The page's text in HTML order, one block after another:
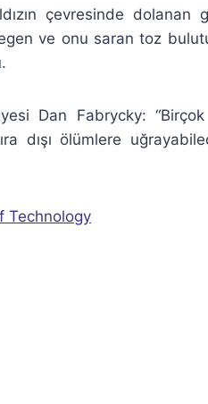
çevresinde
ve onu saran toz
Dan Fabrycky:
dışı ölümlere
Technology